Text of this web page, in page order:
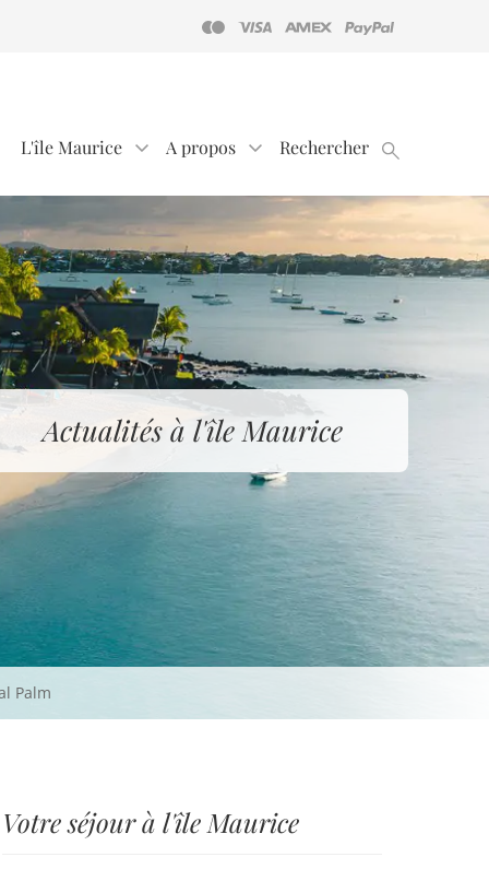
L'île Maurice A propos Rechercher
Actualités à l'île Maurice
Palm
Votre séjour à l'île Maurice